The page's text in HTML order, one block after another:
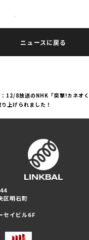
ー（大阪）
ニュースに戻る
12/8放送のNHK「突撃!カネオ
上げられました！
区明石町
セイビル6F